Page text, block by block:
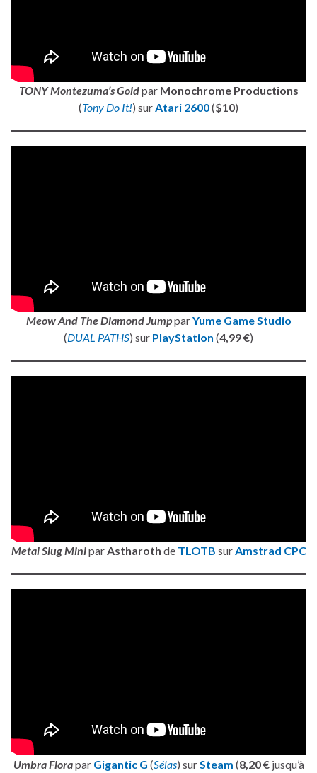
TONY Montezuma’s Goldpar Monochrome Productions
(Tony Do It!) surAtari 2600($10)
Meow And The Diamond JumpparYume Game Studio
(DUAL PATHS) sur PlayStation (4,99 €)
Metal Slug MiniparAstharoth de TLOTB surAmstrad CPC
Umbra Florapar Gigantic G (Sélas) sur Steam (8,20 €jusqu’à